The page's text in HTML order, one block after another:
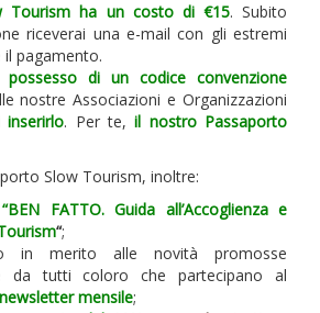
Tourism ha un costo di €15. Subito
riceverai una e-mail con gli estremi
pagamento.
di un codice convenzione
nostre Associazioni e Organizzazioni
. Per te,il nostro Passaporto
Slow Tourism, inoltre:
“BEN FATTO. Guida all’Accoglienza e
“;
in merito alle novità promosse
e da tutti coloro che partecipano al
newsletter mensile;